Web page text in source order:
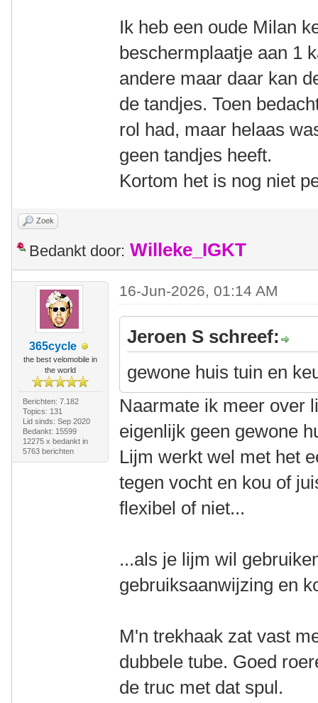
Ik heb een oude Milan
beschermplaatje aan 1
andere maar daar kan
de tandjes. Toen
rol had, maar helaas
geen tandjes heeft.
Kortom het is nog niet
Zoek
Bedankt door: Willeke_IGKT
365cycle
the best velomobile in
the world
Berichten: 7.182
Topics: 131
Lid sinds: Sep 2020
Bedankt: 15599
12275 x bedankt in
5763 berichten
16-Jun-2026, 01:14 AM
Jeroen S schreef:
gewone huis tuin en
Naarmate ik meer over
eigenlijk geen gewone
Lijm werkt wel met het
tegen vocht en kou of
flexibel of niet...
...als je lijm wil
gebruiksaanwijzing en
M'n trekhaak zat vast
dubbele tube. Goed
de truc met dat spul.